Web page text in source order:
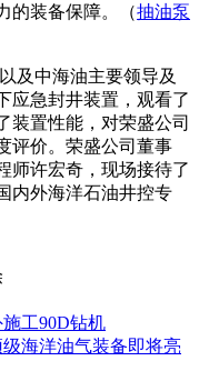
的装备保障。（抽油泵
及中海油主要领导及
应急封井装置，观看了
装置性能，对荣盛公司
评价。荣盛公司董事
师许宏奇，现场接待了
内外海洋石油井控专
工90D钻机
级海洋油气装备即将亮